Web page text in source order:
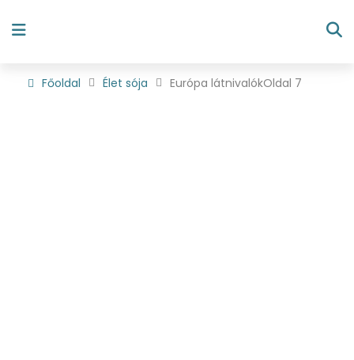
Főoldal Élet sója Európa látnivalókOldal 7